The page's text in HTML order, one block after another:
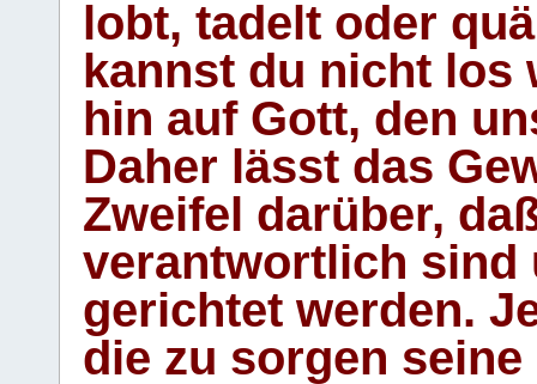
lobt, tadelt oder
kannst du nicht los
hin auf Gott, den
Daher lässt das
Zweifel darüber,
verantwortlich sind
gerichtet werden.
die zu sorgen